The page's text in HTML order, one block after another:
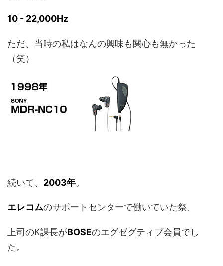
10 - 22,000Hz
ただ、当時の私はなんの興味も関心も無かった
（笑）
続いて、 2003年。
エレコムのサポートセンターで働いていた祭、
上司のK課長がBOSEのエグゼグティブ会員でし
た。